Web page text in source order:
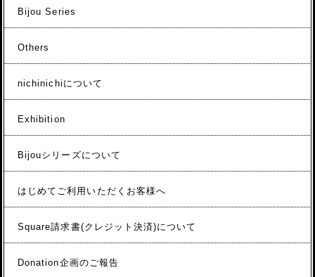
Bijou Series
Others
nichinichiについて
Exhibition
Bijouシリーズについて
はじめてご利用いただくお客様へ
Square請求書(クレジット決済)について
Donation企画のご報告